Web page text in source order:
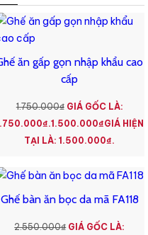
ăn gấp gọn nhập khẩu cao
cấp
1.750.000₫ GIÁ GỐC LÀ:
1.500.000₫GIÁ HIỆN
TẠI LÀ: 1.500.000₫.
Ghế bàn ăn bọc da mã FA118
2.550.000₫ GIÁ GỐC LÀ: